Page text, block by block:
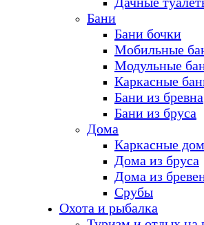
Бани
Бани бочки
Мобильные
Модульные
Каркасные
Бани из бревна
Бани из бруса
Дома
Каркасные
Дома из бруса
Дома из
Срубы
Охота и рыбалка